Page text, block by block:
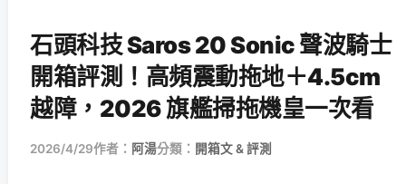
石頭科技 Saros 20 Sonic 聲波騎士
開箱評測！高頻震動拖地＋4.5cm
越障，2026 旗艦掃拖機皇一次看
2026/4/29作者： 阿湯分類： 開箱文 & 評測